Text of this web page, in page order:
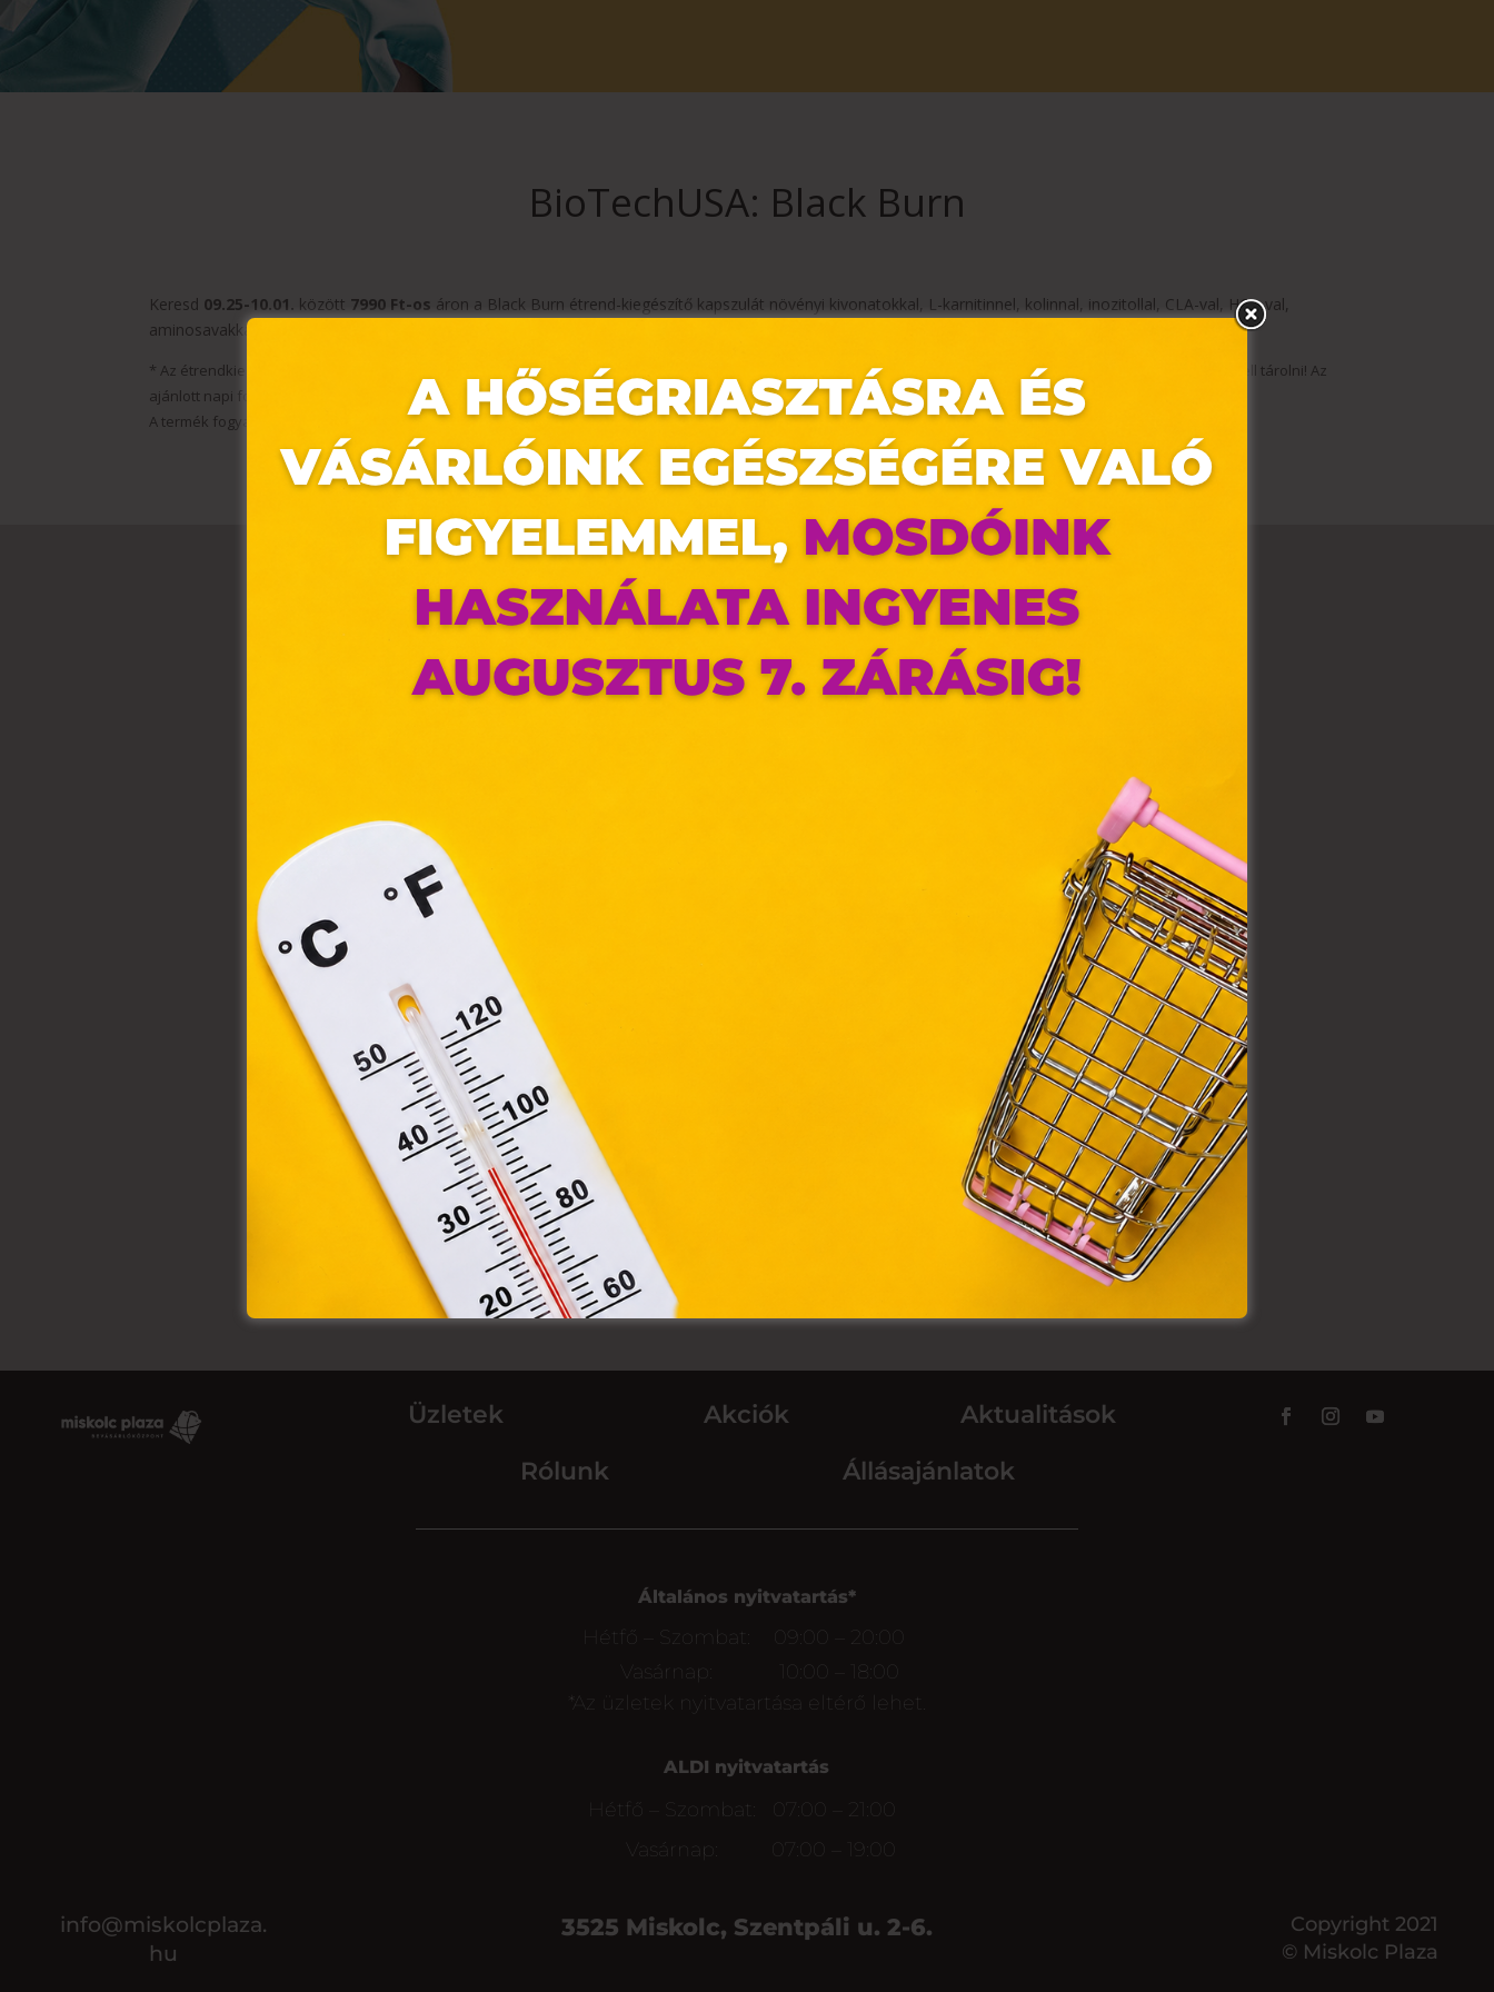
BioTechUSA: Black Burn
Keresd 09.25-10.01. között 7990 Ft-os áron a Black Burn étrend-kiegészítő kapszulát növényi kivonatokkal, L-karnitinnel, kolinnal, inozitollal, CLA-val, HCA-val,
aminosavakkal, vitaminokkal és ásványi anyagokkal, illetve 200 mg koffeinnel adagonként a bevásárlóközpontban található
* Az étrendkiegészítők fogyasztása nem helyettesíti a kiegyensúlyozott, változatos étrendet és az egészséges életmódot. A terméket kisgyermekek elől elzárva kell tárolni! Az
ajánlott napi fogyasztási mennyiséget ne lépd túl.
A termék fogyasztása koffein érzékenység, ismert alapbetegség, valamint gyógyszerszedés esetén nem javasolt!
Üzletek Akciók
Aktualitások
Rólunk
Állásajánlatok
Általános nyitvatartás*
Hétfő – Szombat:
09:00 – 20:00
Vasárnap:
10:00 – 18:00
*Az üzletek nyitvatartása eltérő lehet.
ALDI nyitvatartás
Hétfő – Szombat:
07:00 – 21:00
Vasárnap:
07:00 – 19:00
info@miskolcplaza.
hu
3525 Miskolc, Szentpáli u. 2-6.
Copyright 2021
© Miskolc Plaza
Ez az oldal sütiket használ
Weboldalunkon „cookie"-kat (továbbiakban „süti") alkalmazunk. Ezek olyan
fájlok, melyek információt tárolnak webes böngészőjében. Ehhez az Ön
weblapoknak, melyek az Európai Unió országain belül működnek, a „sütik"
használatához, és ezeknek a felhasználó számítógépén vagy egyéb
eszközén történő tárolásához a felhasználók hozzájárulását kell kérniük.